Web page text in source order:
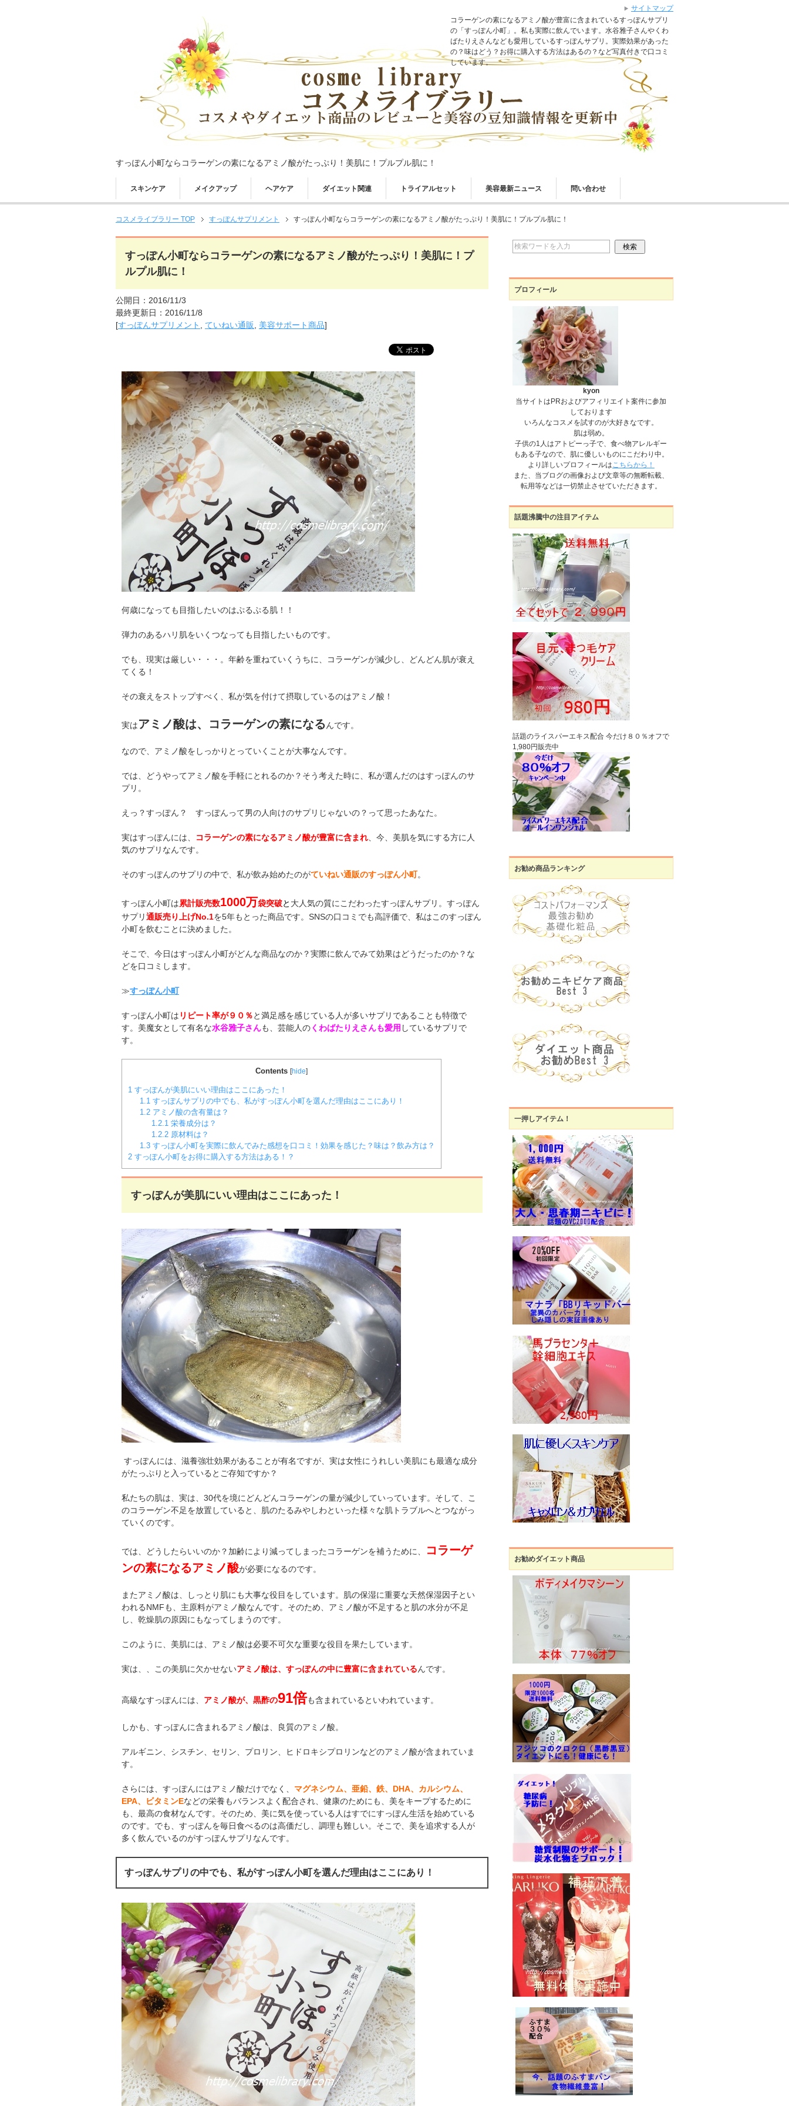
すっぽん小町ならコラーゲンの素になるアミノ酸がたっぷり！美肌に！プルプル肌に！
コラーゲンの素になるアミノ酸が豊富に含まれているすっぽんサプリ
の「すっぽん小町」。私も実際に飲んでいます。水谷雅子さんやくわ
ばたりえさんなども愛用しているすっぽんサプリ。実際効果があった
の？味はどう？お得に購入する方法はあるの？など写真付きで口コミ
しています。
スキンケア メイクアップ ヘアケア ダイエット関連 トライアルセット 美容最新ニュース 問い合わせ
コスメライブラリー TOP すっぽんサプリメント すっぽん小町ならコラーゲンの素になるアミノ酸がたっぷり！美肌に！プルプル肌に！
すっぽん小町ならコラーゲンの素になるアミノ酸がたっぷり！美肌に！プ
ルプル肌に！
公開日：2016/11/3
最終更新日：2016/11/8
[すっぽんサプリメント ていねい通販 美容サポート商品]
何歳になっても目指したいのはぷるぷる肌！！
弾力のあるハリ肌をいくつなっても目指したいものです。
でも、現実は厳しい・・・。年齢を重ねていくうちに、コラーゲンが減少し、どんどん肌が衰え
てくる！
その衰えをストップすべく、私が気を付けて摂取しているのはアミノ酸！
実はアミノ酸は、コラーゲンの素になる んです。
なので、アミノ酸をしっかりとっていくことが大事なんです。
では、どうやってアミノ酸を手軽にとれるのか？そう考えた時に、私が選んだのはすっぽんのサ
プリ。
えっ？すっぽん？ すっぽんって男の人向けのサプリじゃないの？って思ったあなた。
実はすっぽんには、 コラーゲンの素になるアミノ酸が豊富に含まれ 、今、美肌を気にする方に人
気のサプリなんです。
そのすっぽんのサプリの中で、私が飲み始めたのがていねい通販のすっぽん小町。
すっぽん小町は累計販売数1000万袋突破と 大人気の質にこだわったすっぽんサプリ。すっぽん
サプリ通販売り上げNo.1を5年もとった商品です。SNSの口コミでも高評価で、私はこのすっぽん
小町を飲むことに決めました。
そこで、今日はすっぽん小町がどんな商品なのか？実際に飲んでみて効果はどうだったのか？な
どを口コミします。
≫すっぽん小町
すっぽん小町は リピート率が９０％と満足感を感じている人が多いサプリであることも特徴で
す。美魔女として有名な水谷雅子さんも、芸能人のくわばたりえさんも愛用 しているサプリで
す。
Contents [hide]
1 すっぽんが美肌にいい理由はここにあった！
1.1すっぽんサプリの中でも、私がすっぽん小町を選んだ理由はここにあり！
1.2アミノ酸の含有量は？
1.2.1栄養成分は？
1.2.2原材料は？
1.3すっぽん小町を実際に飲んでみた感想を口コミ！効果を感じた？味は？飲み方は？
2 すっぽん小町をお得に購入する方法はある！？
すっぽんが美肌にいい理由はここにあった！
すっぽんには、滋養強壮効果があることが有名ですが、実は女性にうれしい美肌にも最適な成分
がたっぷりと入っているとご存知ですか？
私たちの肌は、実は、30代を境にどんどんコラーゲンの量が減少していっています。そして、こ
のコラーゲン不足を放置していると、肌のたるみやしわといった様々な肌トラブルへとつながっ
ていくのです。
では、どうしたらいいのか？加齢により減ってしまったコラーゲンを補うために、
コラーゲ
ンの素になるアミノ酸が必要になるのです。
またアミノ酸は、しっとり肌にも大事な役目をしています。肌の保湿に重要な天然保湿因子とい
われるNMFも、主原料がアミノ酸なんです。そのため、アミノ酸が不足すると肌の水分が不足
し、乾燥肌の原因にもなってしまうのです。
このように、美肌には、アミノ酸は必要不可欠な重要な役目を果たしています。
実は、、この美肌に欠かせないアミノ酸は、 すっぽんの中に豊富に含まれているんです。
高級なすっぽんには、 アミノ酸が、黒酢の91倍も含まれているといわれています。
しかも、すっぽんに含まれるアミノ酸は、良質のアミノ酸。
アルギニン、シスチン、セリン、プロリン、ヒドロキシプロリンなどのアミノ酸が含まれていま
す。
さらには、すっぽんにはアミノ酸だけでなく、 マグネシウム、亜鉛、鉄、DHA、カルシウム、
EPA、ビタミンEなどの栄養もバランスよく配合され、健康のためにも、美をキープするために
も、最高の食材なんです。そのため、美に気を使っている人はすでにすっぽん生活を始めている
のです。でも、すっぽんを毎日食べるのは高価だし、調理も難しい。そこで、美を追求する人が
多く飲んでいるのがすっぽんサプリなんです。
すっぽんサプリの中でも、私がすっぽん小町を選んだ理由はここにあり！
プロフィール
kyon
当サイトはPRおよびアフィリエイト案件に参加
しております
いろんなコスメを試すのが大好きなです。
肌は弱め。
子供の1人はアトピーっ子で、食べ物アレルギー
もある子なので、肌に優しいものにこだわり中。
より詳しいプロフィールは こちらから！
また、当ブログの画像および文章等の無断転載、
転用等などは一切禁止させていただきます。
話題沸騰中の注目アイテム
話題のライスパーエキス配合 今だけ８０％オフで
1,980円販売中
お勧め商品ランキング
一押しアイテム！
お勧めダイエット商品
サイトマップ